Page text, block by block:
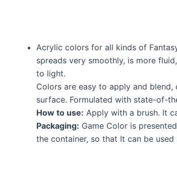
Acrylic colors for all kinds of
spreads very smoothly, is more
to light.
Colors are easy to apply and
surface. Formulated with state-of-
How to use: Apply with a brush. It
Packaging: Game Color is
the container, so that It can be